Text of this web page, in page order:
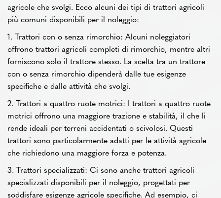
agricole che svolgi. Ecco alcuni dei tipi di trattori agricoli
più comuni disponibili per il noleggio:
1. Trattori con o senza rimorchio: Alcuni noleggiatori
offrono trattori agricoli completi di rimorchio, mentre altri
forniscono solo il trattore stesso. La scelta tra un trattore
con o senza rimorchio dipenderà dalle tue esigenze
specifiche e dalle attività che svolgi.
2. Trattori a quattro ruote motrici: I trattori a quattro ruote
motrici offrono una maggiore trazione e stabilità, il che li
rende ideali per terreni accidentati o scivolosi. Questi
trattori sono particolarmente adatti per le attività agricole
che richiedono una maggiore forza e potenza.
3. Trattori specializzati: Ci sono anche trattori agricoli
specializzati disponibili per il noleggio, progettati per
soddisfare esigenze agricole specifiche. Ad esempio, ci